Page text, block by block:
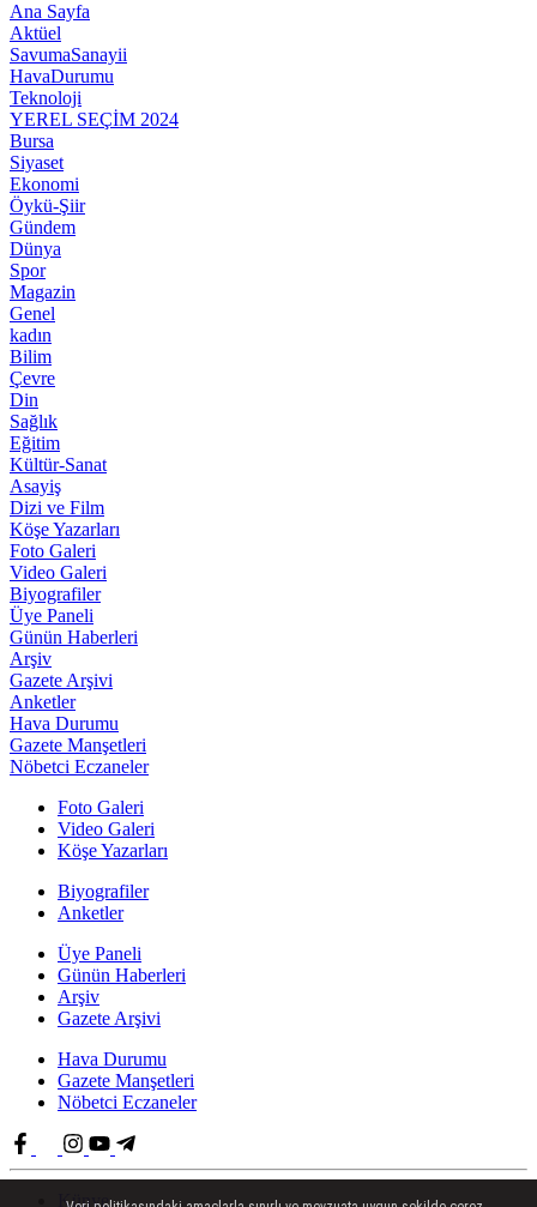
Ana Sayfa
Aktüel
SavumaSanayii
HavaDurumu
Teknoloji
YEREL SEÇİM 2024
Bursa
Siyaset
Ekonomi
Öykü-Şiir
Gündem
Dünya
Spor
Magazin
Genel
kadın
Bilim
Çevre
Din
Sağlık
Eğitim
Kültür-Sanat
Asayiş
Dizi ve Film
Köşe Yazarları
Foto Galeri
Video Galeri
Biyografiler
Üye Paneli
Günün Haberleri
Arşiv
Gazete Arşivi
Anketler
Hava Durumu
Gazete Manşetleri
Nöbetci Eczaneler
Foto Galeri
Video Galeri
Köşe Yazarları
Biyografiler
Anketler
Üye Paneli
Günün Haberleri
Arşiv
Gazete Arşivi
Hava Durumu
Gazete Manşetleri
Nöbetci Eczaneler
Künye